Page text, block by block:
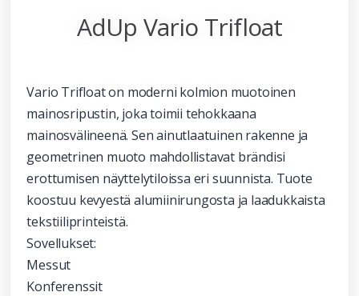
AdUp Vario Trifloat
Vario Trifloat on moderni kolmion muotoinen
mainosripustin, joka toimii tehokkaana
mainosvälineenä. Sen ainutlaatuinen rakenne ja
geometrinen muoto mahdollistavat brändisi
erottumisen näyttelytiloissa eri suunnista. Tuote
koostuu kevyestä alumiinirungosta ja laadukkaista
tekstiiliprinteistä.
Sovellukset:
Messut
Konferenssit